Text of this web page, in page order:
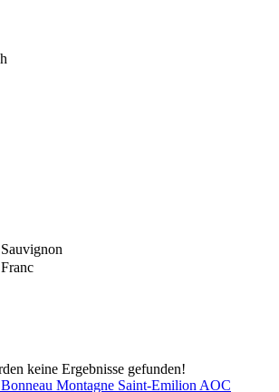
keine Ergebnisse gefunden!